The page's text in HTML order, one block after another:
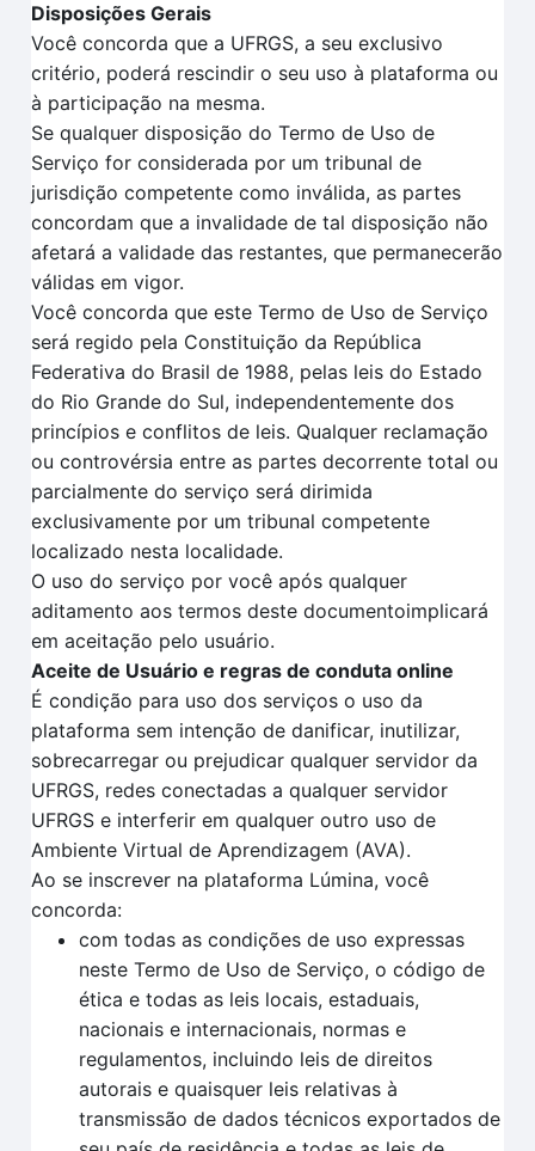
Disposições Gerais
Você concorda que a UFRGS, a seu exclusivo
critério, poderá rescindir o seu uso à plataforma ou
à participação na mesma.
Se qualquer disposição do Termo de Uso de
Serviço for considerada por um tribunal de
jurisdição competente como inválida, as partes
concordam que a invalidade de tal disposição não
afetará a validade das restantes, que permanecerão
válidas em vigor.
Você concorda que este Termo de Uso de Serviço
será regido pela Constituição da República
Federativa do Brasil de 1988, pelas leis do Estado
do Rio Grande do Sul, independentemente dos
princípios e conflitos de leis. Qualquer reclamação
ou controvérsia entre as partes decorrente total ou
parcialmente do serviço será dirimida
exclusivamente por um tribunal competente
localizado nesta localidade.
O uso do serviço por você após qualquer
aditamento aos termos deste documentoimplicará
em aceitação pelo usuário.
Aceite de Usuário e regras de conduta online
É condição para uso dos serviços o uso da
plataforma sem intenção de danificar, inutilizar,
sobrecarregar ou prejudicar qualquer servidor da
UFRGS, redes conectadas a qualquer servidor
UFRGS e interferir em qualquer outro uso de
Ambiente Virtual de Aprendizagem (AVA).
Ao se inscrever na plataforma Lúmina, você
concorda:
com todas as condições de uso expressas
neste Termo de Uso de Serviço, o código de
ética e todas as leis locais, estaduais,
nacionais e internacionais, normas e
regulamentos, incluindo leis de direitos
autorais e quaisquer leis relativas à
transmissão de dados técnicos exportados de